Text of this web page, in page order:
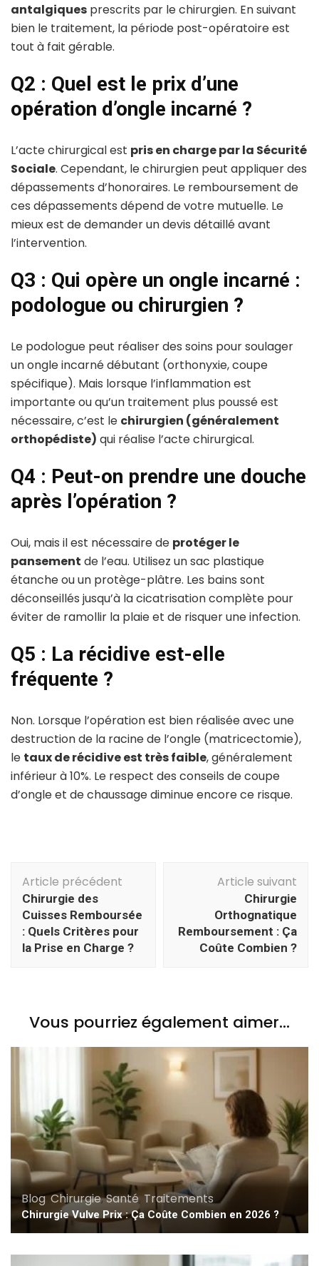
antalgiques prescrits par le chirurgien. En suivant
bien le traitement, la période post-opératoire est
tout à fait gérable.
Q2 : Quel est le prix d’une
opération d’ongle incarné ?
L’acte chirurgical est pris en charge par la Sécurité
Sociale. Cependant, le chirurgien peut appliquer des
dépassements d’honoraires. Le remboursement de
ces dépassements dépend de votre mutuelle. Le
mieux est de demander un devis détaillé avant
l’intervention.
Q3 : Qui opère un ongle incarné :
podologue ou chirurgien ?
Le podologue peut réaliser des soins pour soulager
un ongle incarné débutant (orthonyxie, coupe
spécifique). Mais lorsque l’inflammation est
importante ou qu’un traitement plus poussé est
nécessaire, c’est le chirurgien (généralement
orthopédiste) qui réalise l’acte chirurgical.
Q4 : Peut-on prendre une douche
après l’opération ?
Oui, mais il est nécessaire de protéger le
pansement de l’eau. Utilisez un sac plastique
étanche ou un protège-plâtre. Les bains sont
déconseillés jusqu’à la cicatrisation complète pour
éviter de ramollir la plaie et de risquer une infection.
Q5 : La récidive est-elle
fréquente ?
Non. Lorsque l’opération est bien réalisée avec une
destruction de la racine de l’ongle (matricectomie),
le taux de récidive est très faible, généralement
inférieur à 10%. Le respect des conseils de coupe
d’ongle et de chaussage diminue encore ce risque.
Navigation
d'article
Article précédent
Chirurgie des
Cuisses Remboursée
: Quels Critères pour
la Prise en Charge ?
Article suivant
Chirurgie
Orthognatique
Remboursement : Ça
Coûte Combien ?
Vous pourriez également aimer...
Blog,Chirurgie,Santé, Traitements
Chirurgie Vulve Prix : Ça Coûte Combien en 2026 ?